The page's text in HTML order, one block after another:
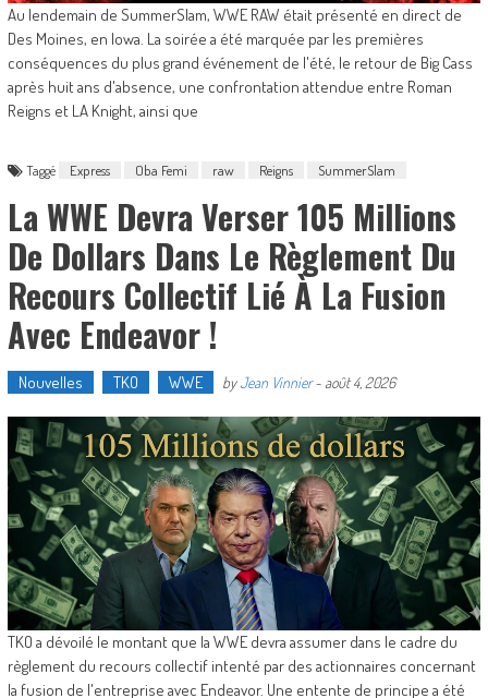
Au lendemain de SummerSlam, WWE RAW était présenté en direct de
Des Moines, en Iowa. La soirée a été marquée par les premières
conséquences du plus grand événement de l'été, le retour de Big Cass
après huit ans d'absence, une confrontation attendue entre Roman
Reigns et LA Knight, ainsi que
Taggé Express Oba Femi raw Reigns SummerSlam
La WWE Devra Verser 105 Millions
De Dollars Dans Le Règlement Du
Recours Collectif Lié À La Fusion
Avec Endeavor !
Nouvelles TKO WWE byJean Vinnier- août 4, 2026
TKO a dévoilé le montant que la WWE devra assumer dans le cadre du
règlement du recours collectif intenté par des actionnaires concernant
la fusion de l'entreprise avec Endeavor. Une entente de principe a été